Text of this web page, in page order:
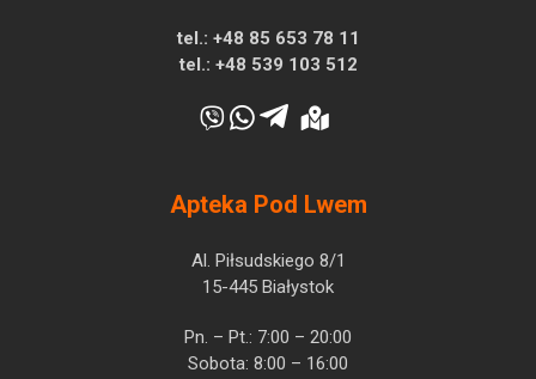
tel.: +48 85 653 78 11
tel.: +48 539 103 512
Apteka Pod Lwem
Al. Piłsudskiego 8/1
15-445 Białystok
Pn. – Pt.: 7:00 – 20:00
Sobota: 8:00 – 16:00